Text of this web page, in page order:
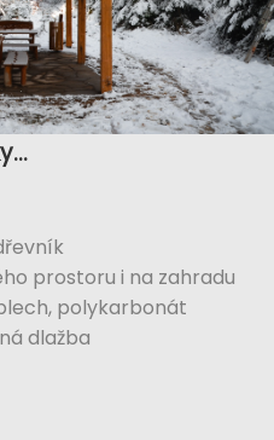
prostoru i na zahradu
polykarbonát
dlažba